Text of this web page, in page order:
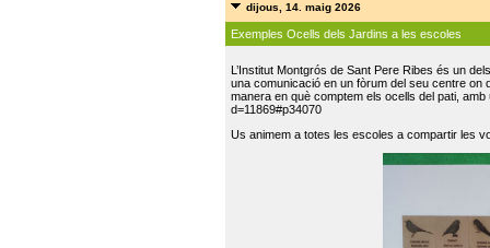
dijous, 14. maig 2026
Exemples Ocells dels Jardins a les escoles
L’Institut Montgrós de Sant Pere Ribes és un
una comunicació en un fòrum del seu centre on
manera en què comptem els ocells del pati,
d=11869#p34070
Us animem a totes les escoles a compartir les